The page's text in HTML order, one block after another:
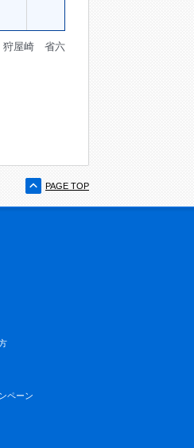
狩屋崎 省六
PAGE TOP
ペーン